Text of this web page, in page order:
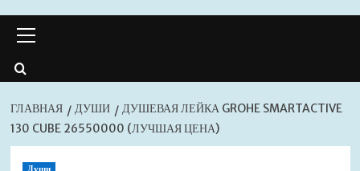
меню
ГЛАВНАЯ ДУШИ
ДУШЕВАЯ ЛЕЙКА GROHE SMARTACTIVE
130 CUBE 26550000 (ЛУЧШАЯ ЦЕНА)
Души